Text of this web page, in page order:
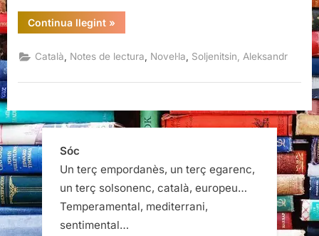
Continua llegint“Pavelló
de
Aleksandr
Soljenitsin”
»
Català Notes de lectura Novel·la Soljenitsin, Aleksandr
Sóc
Un terç empordanès, un terç egarenc,
un terç solsonenc, català, europeu…
Temperamental, mediterrani,
sentimental…